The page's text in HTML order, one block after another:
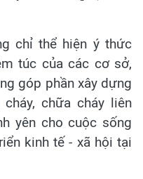
chỉ thể hiện ý thức
túc của các cơ sở,
góp phần xây dựng
chữa cháy liên
yên cho cuộc sống
kinh tế - xã hội tại